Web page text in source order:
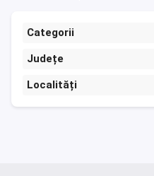
Categorii
Județe
Localități